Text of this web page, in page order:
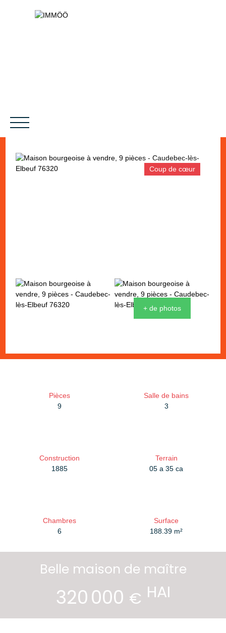
Coup de cœur
+ de photos
Pièces
9
Salle de bains
3
Construction
1885
Terrain
05 a 35 ca
Chambres
6
Surface
188.39 m²
Belle maison de maître
320 000 € HAI